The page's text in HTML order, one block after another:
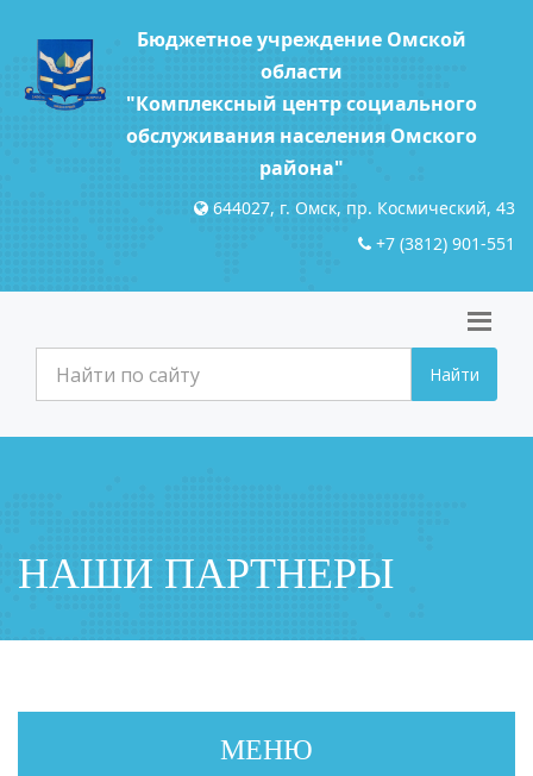
Бюджетное учреждение Омской
области
"Комплексный центр социального
обслуживания населения Омского
района"
644027, г. Омск, пр. Космический, 43
+7 (3812) 901-551
Найти
НАШИ ПАРТНЕРЫ
МЕНЮ